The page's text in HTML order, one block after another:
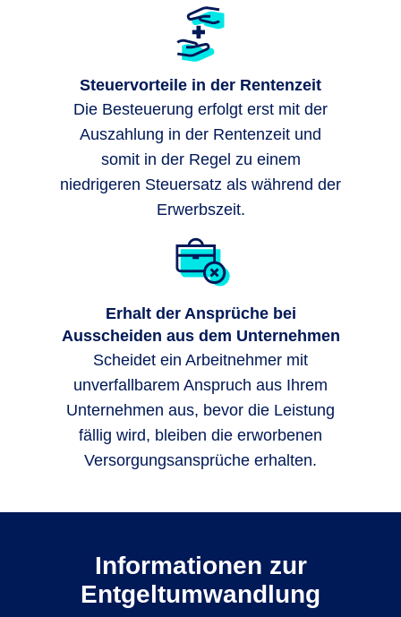
Steuervorteile in der Rentenzeit
Die Besteuerung erfolgt erst mit der
Auszahlung in der Rentenzeit und
somit in der Regel zu einem
niedrigeren Steuersatz als während der
Erwerbszeit.
Erhalt der Ansprüche bei
Ausscheiden aus dem Unternehmen
Scheidet ein Arbeitnehmer mit
unverfallbarem Anspruch aus Ihrem
Unternehmen aus, bevor die Leistung
fällig wird, bleiben die erworbenen
Versorgungsansprüche erhalten.
Informationen zur
Entgeltumwandlung